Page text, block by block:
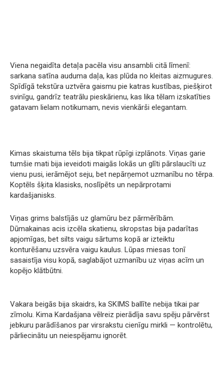
Viena negaidīta detaļa pacēla visu ansambli citā līmenī:
sarkana satīna auduma daļa, kas plūda no kleitas aizmugures.
Spīdīgā tekstūra uztvēra gaismu pie katras kustības, piešķirot
svinīgu, gandrīz teatrālu pieskārienu, kas lika tēlam izskatīties
gatavam lielam notikumam, nevis vienkārši elegantam.
Kimas skaistuma tēls bija tikpat rūpīgi izplānots. Viņas garie
tumšie mati bija ieveidoti maigās lokās un glīti pārslaucīti uz
vienu pusi, ierāmējot seju, bet nepārņemot uzmanību no tērpa.
Koptēls šķita klasisks, noslīpēts un nepārprotami
kardašjanisks.
Viņas grims balstījās uz glamūru bez pārmērībām.
Dūmakainas acis izcēla skatienu, skropstas bija padarītas
apjomīgas, bet silts vaigu sārtums kopā ar izteiktu
konturēšanu uzsvēra vaigu kaulus. Lūpas miesas tonī
sasaistīja visu kopā, saglabājot uzmanību uz viņas acīm un
kopējo klātbūtni.
Vakara beigās bija skaidrs, ka SKIMS ballīte nebija tikai par
zīmolu. Kima Kardašjana vēlreiz pierādīja savu spēju pārvērst
jebkuru parādīšanos par virsrakstu cienīgu mirkli — kontrolētu,
pārliecinātu un neiespējamu ignorēt.